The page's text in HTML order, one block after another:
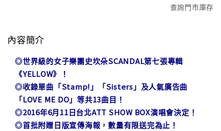
查詢門市庫存
內容簡介
◎世界級的女子樂團史坎朵SCANDAL第七張專輯
《YELLOW》！
◎收錄單曲「Stamp!」「Sisters」及人氣廣告曲
「LOVE ME DO」等共13曲目！
◎2016年6月11日台北ATT SHOW BOX演唱會決定！
◎首批附贈日版宣傳海報，數量有限送完為止！